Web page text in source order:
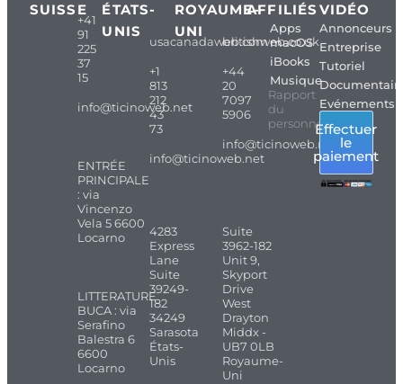
SUISSE
+41
91
225
37
15
info@ticinoweb.net
ENTRÉE
PRINCIPALE
: via
Vincenzo
Vela 5 6600
Locarno
LITTERATURE
BUCA : via
Serafino
Balestra 6
6600
Locarno
ÉTATS-
UNIS
usacanadaweb.com
+1
813
212
43
73
info@ticinoweb.net
4283
Express
Lane
Suite
39249-
182
34249
Sarasota
États-
Unis
ROYAUME-
UNI
britishweb.co.uk
+44
20
7097
5906
info@ticinoweb.net
Suite
3962-182
Unit 9,
Skyport
Drive
West
Drayton
Middx -
UB7 0LB
Royaume-
Uni
AFFILIÉS
Apps
macOS
iBooks
Musique
Rapport
du
personnel
VIDÉO
Annonceurs
Entreprise
Tutoriel
Evénements
Effectuer
le
paiement